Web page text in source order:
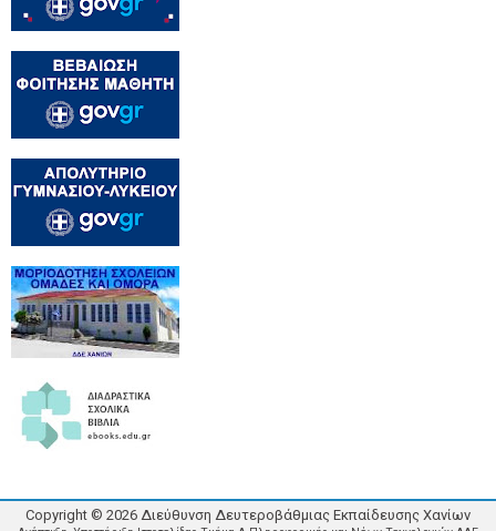
Copyright © 2026 Διεύθυνση Δευτεροβάθμιας Εκπαίδευσης Χανίων